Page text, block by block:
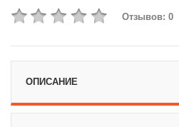
Отзывов: 0
ОПИСАНИЕ